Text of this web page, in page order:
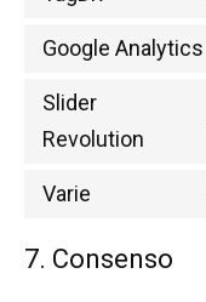
Google Analytics
Slider
Revolution
Varie
7. Consenso